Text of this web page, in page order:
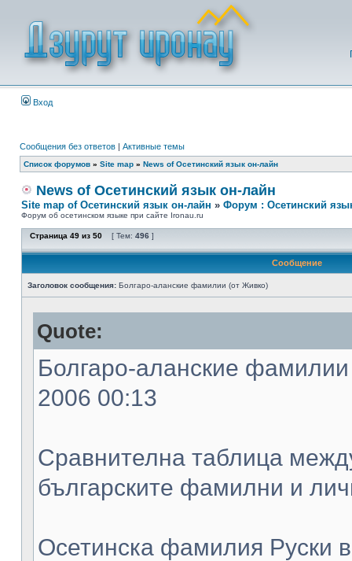
Вход
Сообщения без ответов | Активные темы
Список форумов » Site map » News of Осетинский язык он-лайн
News of Осетинский язык он-лайн
Site map of Осетинский язык он-лайн » Форум : Осетинский
Форум об осетинском языке при сайте Ironau.ru
Страница 49 из 50 [ Тем: 496 ]
Сообщение
Заголовок сообщения: Болгаро-аланские фамилии (от Живко)
Quote:
Болгаро-аланские
2006 00:13
Сравнителна таблица
българските фамилни и
Осетинска фамилия Руски